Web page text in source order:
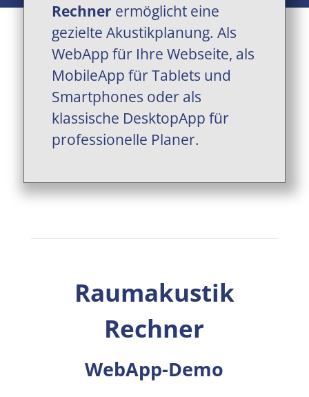
Rechner ermöglicht eine
gezielte Akustikplanung. Als
WebApp für Ihre Webseite, als
MobileApp für Tablets und
Smartphones oder als
klassische DesktopApp für
professionelle Planer.
Raumakustik
Rechner
WebApp-Demo